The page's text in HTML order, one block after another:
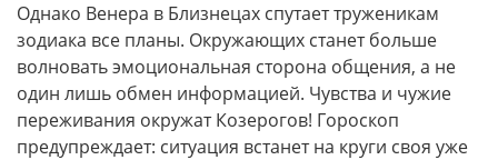
Однако Венера в Близнецах спутает труженикам
зодиака все планы. Окружающих станет больше
волновать эмоциональная сторона общения, а не
один лишь обмен информацией. Чувства и чужие
переживания окружат Козерогов! Гороскоп
предупреждает: ситуация встанет на круги своя уже